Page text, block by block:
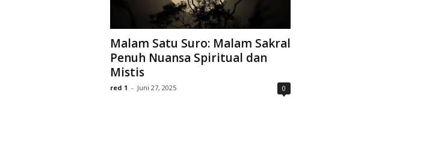
Malam Satu Suro: Malam Sakral
Penuh Nuansa Spiritual dan
Mistis
red 1 - Juni 27, 2025 0